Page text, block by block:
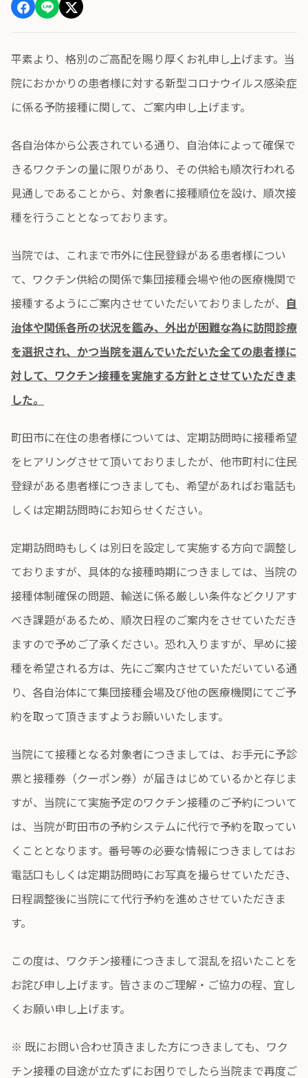
平素より、格別のご高配を賜り厚くお礼申し上げます。当
院におかかりの患者様に対する新型コロナウイルス感染症
に係る予防接種に関して、ご案内申し上げます。
各自治体から公表されている通り、自治体によって確保で
きるワクチンの量に限りがあり、その供給も順次行われる
見通しであることから、対象者に接種順位を設け、順次接
種を行うこととなっております。
当院では、これまで市外に住民登録がある患者様につい
て、ワクチン供給の関係で集団接種会場や他の医療機関で
接種するようにご案内させていただいておりましたが、 自
治体や関係各所の状況を鑑み、外出が困難な為に訪問診療
を選択され、かつ当院を選んでいただいた全ての患者様に
対して、ワクチン接種を実施する方針とさせていただきま
した。
町田市に在住の患者様については、定期訪問時に接種希望
をヒアリングさせて頂いておりましたが、他市町村に住民
登録がある患者様につきましても、希望があればお電話も
しくは定期訪問時にお知らせください。
定期訪問時もしくは別日を設定して実施する方向で調整し
ておりますが、具体的な接種時期につきましては、当院の
接種体制確保の問題、輸送に係る厳しい条件などクリアす
べき課題があるため、順次日程のご案内をさせていただき
ますので予めご了承ください。恐れ入りますが、早めに接
種を希望される方は、先にご案内させていただいている通
り、各自治体にて集団接種会場及び他の医療機関にてご予
約を取って頂きますようお願いいたします。
当院にて接種となる対象者につきましては、お手元に予診
票と接種券（クーポン券）が届きはじめているかと存じま
すが、当院にて実施予定のワクチン接種のご予約について
は、当院が町田市の予約システムに代行で予約を取ってい
くこととなります。番号等の必要な情報につきましてはお
電話口もしくは定期訪問時にお写真を撮らせていただき、
日程調整後に当院にて代行予約を進めさせていただきま
す。
この度は、ワクチン接種につきまして混乱を招いたことを
お詫び申し上げます。皆さまのご理解・ご協力の程、宜し
くお願い申し上げます。
※ 既にお問い合わせ頂きました方につきましても、ワク
チン接種の目途が立たずにお困りでしたら当院まで再度ご